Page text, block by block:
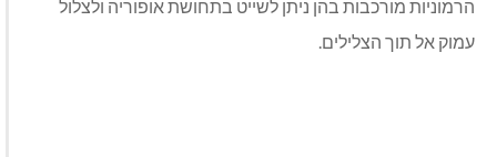
הרמוניות מורכבות בהן ניתן לשייט בתחושת אופוריה ולצלול
עמוק אל תוך הצלילים.